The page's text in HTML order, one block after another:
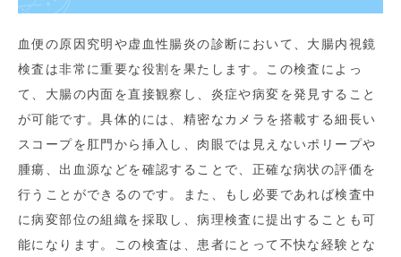
血便の原因究明や虚血性腸炎の診断において、大腸内視鏡
検査は非常に重要な役割を果たします。この検査によっ
て、大腸の内面を直接観察し、炎症や病変を発見すること
が可能です。具体的には、精密なカメラを搭載する細長い
スコープを肛門から挿入し、肉眼では見えないポリープや
腫瘍、出血源などを確認することで、正確な病状の評価を
行うことができるのです。また、もし必要であれば検査中
に病変部位の組織を採取し、病理検査に提出することも可
能になります。この検査は、患者にとって不快な経験とな